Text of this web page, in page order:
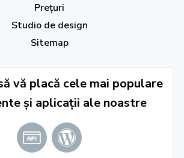
Prețuri
Studio de design
Sitemap
vă placă cele mai populare
și aplicații ale noastre